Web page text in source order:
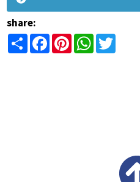
share:
ShareFacebookPinterestWhatsApp